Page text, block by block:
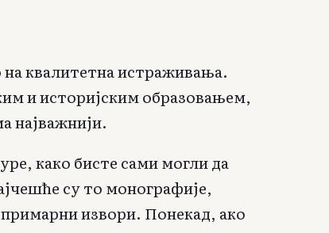
квалитетна истраживања.
и историјским образовањем,
најважнији.
како бисте сами могли да
су то монографије,
извори. Понекад, ако